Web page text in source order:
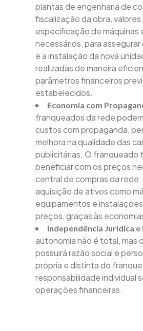
plantas de engenharia de
fiscalização da obra,
especificação de máquinas
necessários, para
e a instalação da nova
realizadas de maneira
parâmetros financeiros
estabelecidos.
Economia com
franqueados da rede
custos com propaganda,
melhora na qualidade das
publicitárias. O franqueado
beneficiar com os preços
central de compras da
aquisição de ativos como
equipamentos e
preços, graças às
Independência Jurídica e
autonomia não é total, mas
possuirá razão social e
própria e distinta do
responsabilidade individual
operações financeiras.